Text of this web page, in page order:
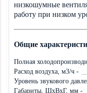
низкошумные
работу при низком
Общие
Полная
Расход воздуха, м3/ч -
Уровень звукового
Габариты, ШxВxГ, мм -